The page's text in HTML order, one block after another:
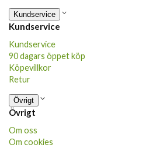
Kundservice
Kundservice
Kundservice
90 dagars öppet köp
Köpevillkor
Retur
Övrigt
Övrigt
Om oss
Om cookies